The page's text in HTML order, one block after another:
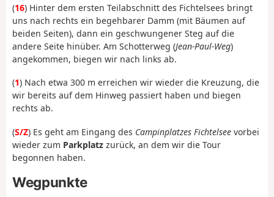
(16) Hinter dem ersten Teilabschnitt des Fichtelsees bringt
uns nach rechts ein begehbarer Damm (mit Bäumen auf
beiden Seiten), dann ein geschwungener Steg auf die
andere Seite hinüber. Am Schotterweg (Jean-Paul-Weg)
angekommen, biegen wir nach links ab.
(1) Nach etwa 300 m erreichen wir wieder die Kreuzung, die
wir bereits auf dem Hinweg passiert haben und biegen
rechts ab.
(S/Z) Es geht am Eingang des Campinplatzes Fichtelsee vorbei
wieder zum Parkplatz zurück, an dem wir die Tour
begonnen haben.
Wegpunkte